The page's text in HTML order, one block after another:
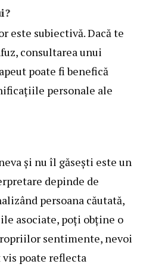
este subiectivă. Dacă te
consultarea unui
poate fi benefică
personale ale
și nu îl găsești este un
depinde de
persoana căutată,
asociate, poți obține o
sentimente, nevoi
poate reflecta